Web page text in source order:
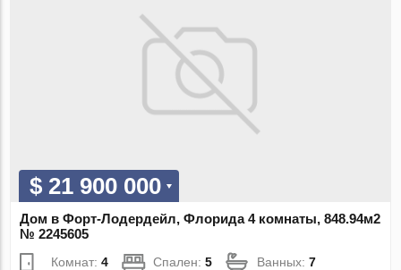
$ 21 900 000
Дом в Форт-Лодердейл, Флорида 4 комнаты, 848.94м2
№ 2245605
Комнат:4 Спален:5 Ванных:7